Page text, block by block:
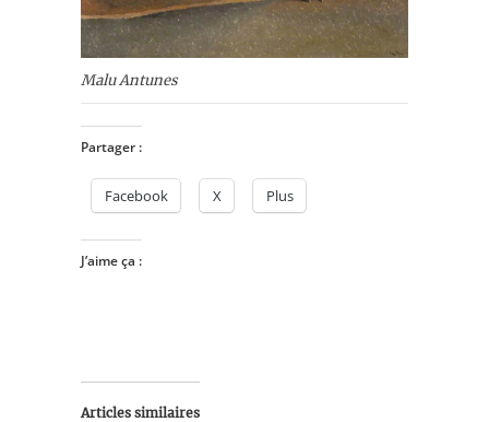
Malu Antunes
Partager :
Facebook X Plus
J’aime ça :
Articles similaires